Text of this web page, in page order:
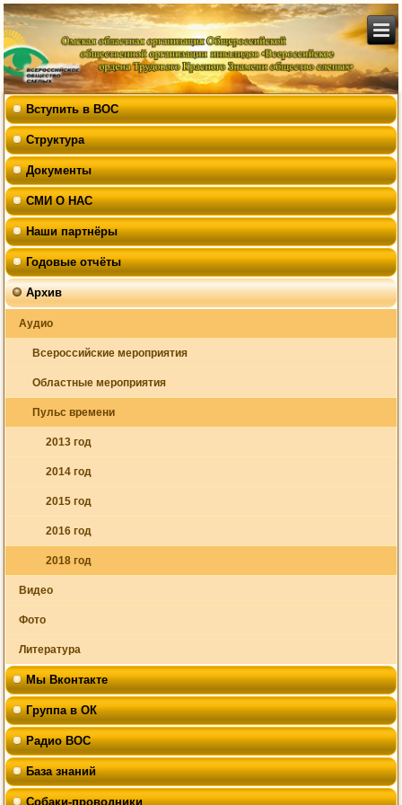
Вступить в ВОС
Структура
Документы
СМИ О НАС
Наши партнёры
Годовые отчёты
Архив
Аудио
Всероссийские мероприятия
Областные мероприятия
Пульс времени
2013 год
2014 год
2015 год
2016 год
2018 год
Видео
Фото
Литература
Мы Вконтакте
Группа в ОК
Радио ВОС
База знаний
Собаки-проводники